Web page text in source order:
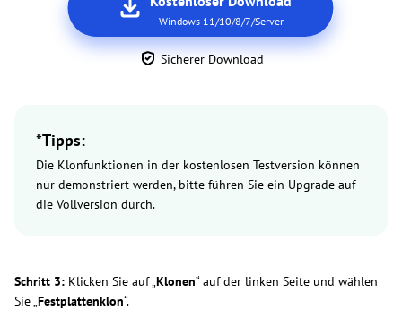
Windows 11/10/8/7/Server
Sicherer Download
*Tipps:
Die Klonfunktionen in der kostenlosen Testversion können
nur demonstriert werden, bitte führen Sie ein Upgrade auf
die Vollversion durch.
Schritt 3: Klicken Sie auf „ Klonen“ auf der linken Seite und wählen
Sie „ Festplattenklon“.